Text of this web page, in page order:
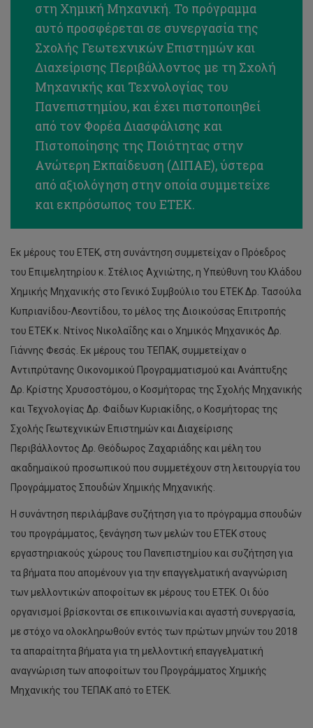
στη Χημική Μηχανική. Το πρόγραμμα
αυτό προσφέρεται σε συνεργασία της
Σχολής Γεωτεχνικών Επιστημών και
Διαχείρισης Περιβάλλοντος με τη Σχολή
Μηχανικής και Τεχνολογίας του
Πανεπιστημίου, και έχει πιστοποιηθεί
από τον Φορέα Διασφάλισης και
Πιστοποίησης της Ποιότητας στην
Ανώτερη Εκπαίδευση (ΔΙΠΑΕ), ύστερα
από αξιολόγηση στην οποία συμμετείχε
και εκπρόσωπος του ΕΤΕΚ.
Εκ μέρους του ΕΤΕΚ, στη συνάντηση συμμετείχαν ο Πρόεδρος
του Επιμελητηρίου κ. Στέλιος Αχνιώτης, η Υπεύθυνη του Κλάδου
Χημικής Μηχανικής στο Γενικό Συμβούλιο του ΕΤΕΚ Δρ. Τασούλα
Κυπριανίδου-Λεοντίδου, το μέλος της Διοικούσας Επιτροπής
του ΕΤΕΚ κ. Ντίνος Νικολαΐδης και ο Χημικός Μηχανικός Δρ.
Γιάννης Φεσάς. Εκ μέρους του ΤΕΠΑΚ, συμμετείχαν ο
Αντιπρύτανης Οικονομικού Προγραμματισμού και Ανάπτυξης
Δρ. Κρίστης Χρυσοστόμου, ο Κοσμήτορας της Σχολής Μηχανικής
και Τεχνολογίας Δρ. Φαίδων Κυριακίδης, ο Κοσμήτορας της
Σχολής Γεωτεχνικών Επιστημών και Διαχείρισης
Περιβάλλοντος Δρ. Θεόδωρος Ζαχαριάδης και μέλη του
ακαδημαϊκού προσωπικού που συμμετέχουν στη λειτουργία του
Προγράμματος Σπουδών Χημικής Μηχανικής.
Η συνάντηση περιλάμβανε συζήτηση για το πρόγραμμα σπουδών
του προγράμματος, ξενάγηση των μελών του ΕΤΕΚ στους
εργαστηριακούς χώρους του Πανεπιστημίου και συζήτηση για
τα βήματα που απομένουν για την επαγγελματική αναγνώριση
των μελλοντικών αποφοίτων εκ μέρους του ΕΤΕΚ. Οι δύο
οργανισμοί βρίσκονται σε επικοινωνία και αγαστή συνεργασία,
με στόχο να ολοκληρωθούν εντός των πρώτων μηνών του 2018
τα απαραίτητα βήματα για τη μελλοντική επαγγελματική
αναγνώριση των αποφοίτων του Προγράμματος Χημικής
Μηχανικής του ΤΕΠΑΚ από το ΕΤΕΚ.